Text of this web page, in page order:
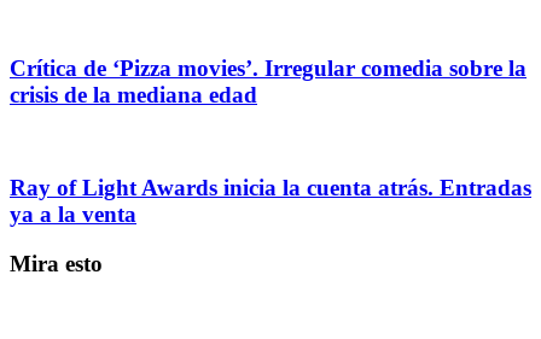
Crítica de ‘Pizza movies’. Irregular comedia sobre la
crisis de la mediana edad
Ray of Light Awards inicia la cuenta atrás. Entradas
ya a la venta
Mira esto